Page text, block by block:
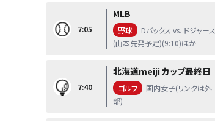
7:05
MLB
野球
Dバックス vs. ドジャース
(山本先発予定)(9:10)ほか
7:40
北海道meiji カップ最終日
ゴルフ
国内女子(リンクは外
部)